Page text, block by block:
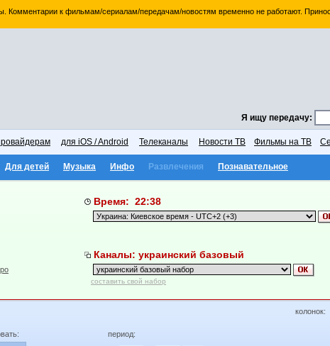
Комментарии к фильмам/сериалам/передачам/новостям временно не работают.
Я ищу передачу:
для iOS / Android Телеканалы Новости ТВ Фильмы на ТВ
Для детей Музыка Инфо Развлечения Познавательное
Время: 22:38
Каналы: украинский базовый
составить свой набор
колонок:
период: